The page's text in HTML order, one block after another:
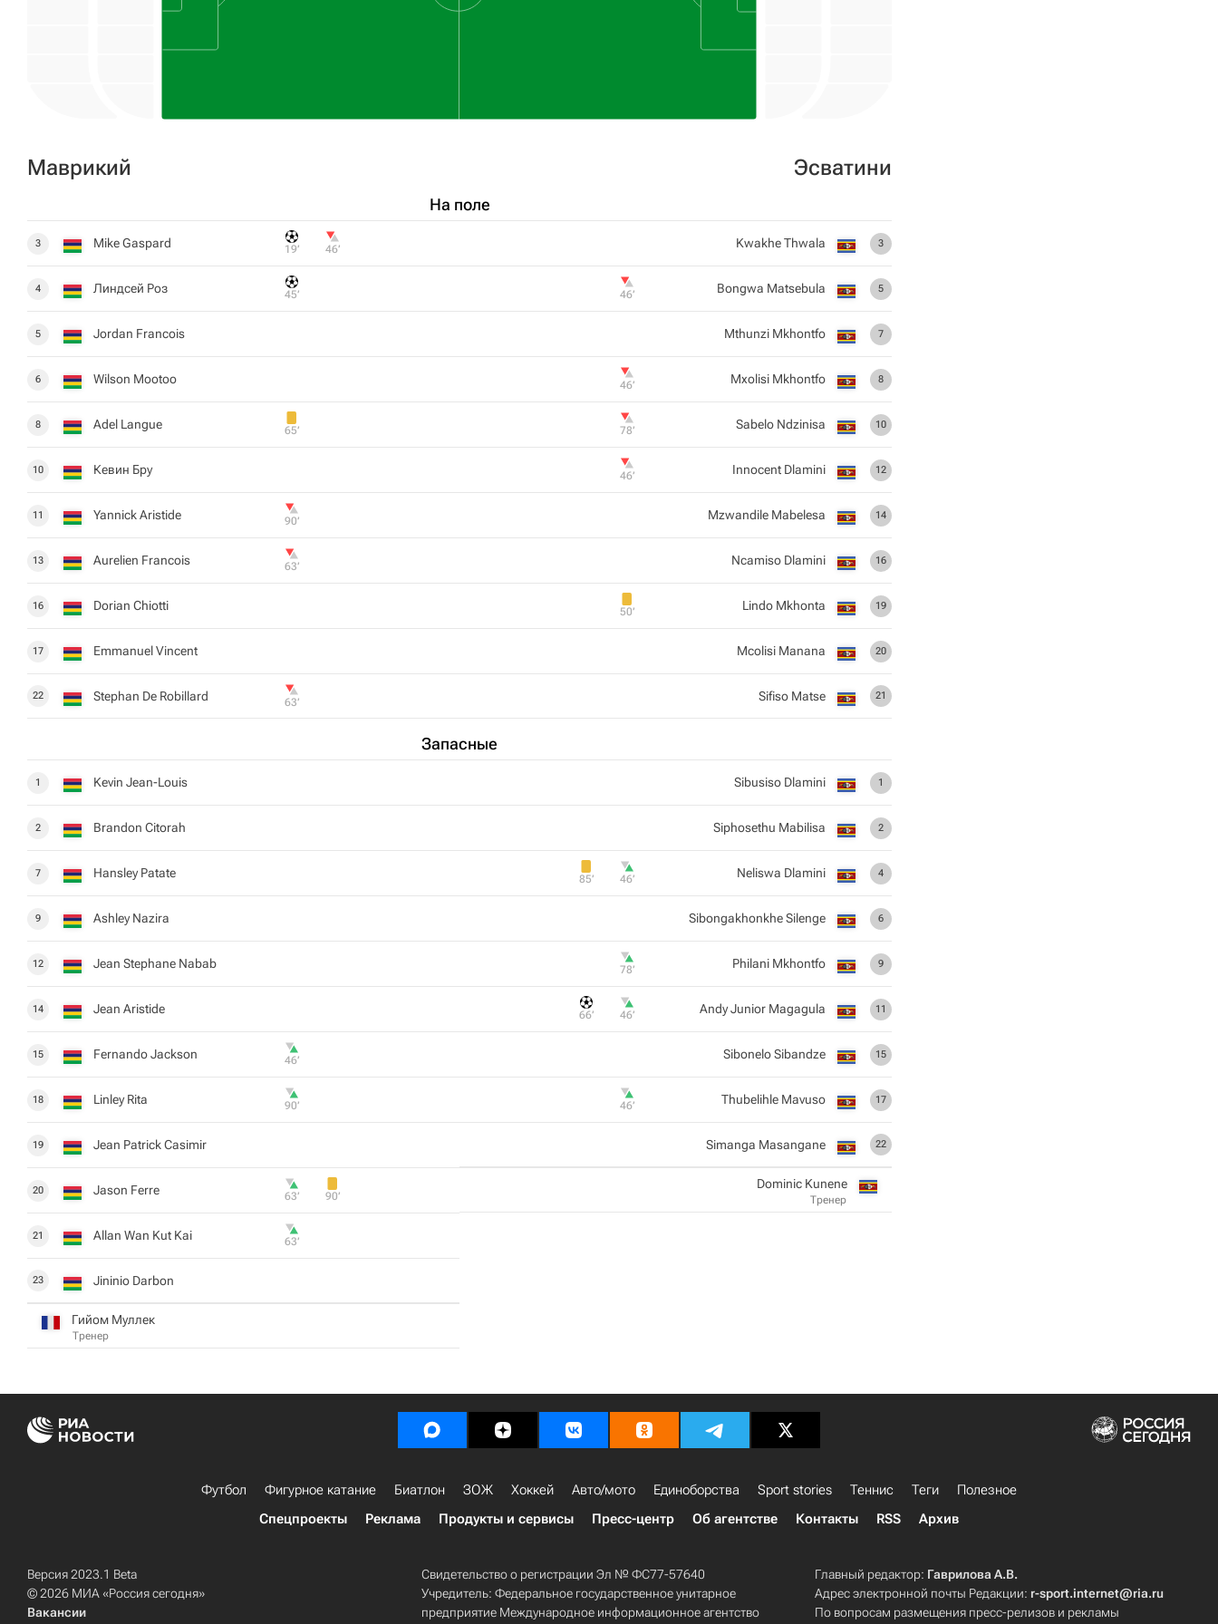
Маврикий
На поле
3 Mike Gaspard 19‎’‎ 46‎’‎
4 Линдсей Роз 45‎’‎
5 Jordan Francois
6 Wilson Mootoo
8 Adel Langue 65‎’‎
10 Кевин Бру
11 Yannick Aristide 90‎’‎
13 Aurelien Francois 63‎’‎
16 Dorian Chiotti
17 Emmanuel Vincent
22 Stephan De Robillard 63‎’‎
Запасные
1 Kevin Jean-Louis
2 Brandon Citorah
7 Hansley Patate
9 Ashley Nazira
12 Jean Stephane Nabab
14 Jean Aristide
15 Fernando Jackson 46‎’‎
18 Linley Rita 90‎’‎
19 Jean Patrick Casimir
20 Jason Ferre 63‎’‎ 90‎’‎
21 Allan Wan Kut Kai 63‎’‎
23 Jininio Darbon
Гийом Муллек
Тренер
Эсватини
3
Kwakhe Thwala
5
Bongwa Matsebula
46‎’‎
7
Mthunzi Mkhontfo
8
Mxolisi Mkhontfo
46‎’‎
10
Sabelo Ndzinisa
78‎’‎
12
Innocent Dlamini
46‎’‎
14
Mzwandile Mabelesa
16
Ncamiso Dlamini
19
Lindo Mkhonta
50‎’‎
20
Mcolisi Manana
21
Sifiso Matse
1
Sibusiso Dlamini
2
Siphosethu Mabilisa
4
Neliswa Dlamini
46‎’‎
85‎’‎
6
Sibongakhonkhe Silenge
9
Philani Mkhontfo
78‎’‎
11
Andy Junior Magagula
46‎’‎
66‎’‎
15
Sibonelo Sibandze
17
Thubelihle Mavuso
46‎’‎
22
Simanga Masangane
Dominic Kunene
Тренер
Футбол Фигурное катание Биатлон ЗОЖ Хоккей Авто/мото Единоборства Sport stories Теннис Теги
Полезное
Спецпроекты
Реклама Продукты и сервисы Пресс-центр Об агентстве Контакты RSS Архив
Версия 2023.1 Beta
© 2026 МИА «Россия сегодня»
Вакансии
Свидетельство о регистрации Эл № ФС77-57640
Учредитель: Федеральное государственное унитарное
предприятие Международное информационное агентство
Главный редактор: Гаврилова А.В.
Адрес электронной почты Редакции: r-sport.internet@ria.ru
По вопросам размещения пресс-релизов и рекламы